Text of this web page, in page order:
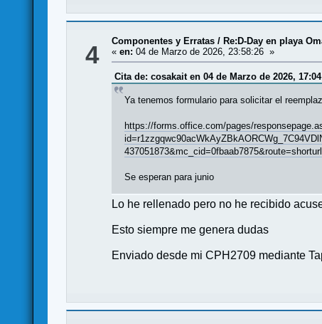
4 Componentes y Erratas /Re:D-Day en playa
«en: 04 de Marzo de 2026, 23:58:26 »
Cita de: cosakait en 04 de Marzo de 2026,
Ya tenemos formulario para solicitar el
https://forms.office.com/pages/
437051873&mc_cid=0fbaab7875&route=shorturl
Se esperan para junio
Lo he rellenado pero no he recibido
Esto siempre me genera dudas
Enviado desde mi CPH2709 mediante